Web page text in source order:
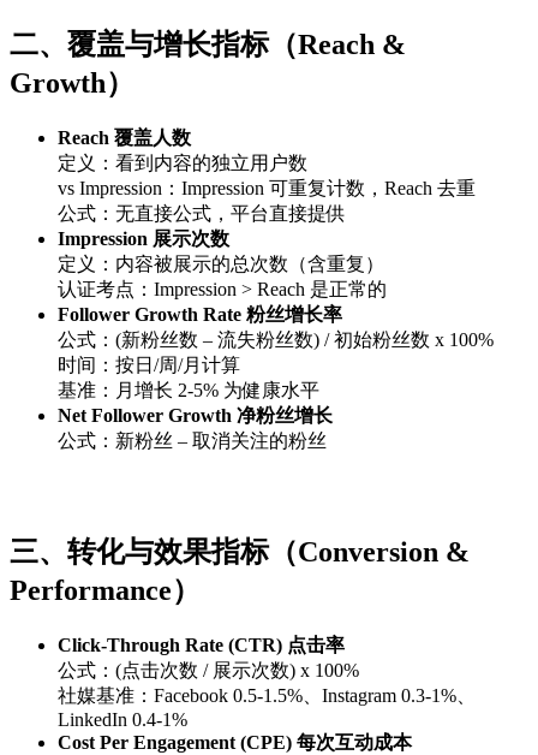
二、覆盖与增长指标（Reach &
Growth）
Reach 覆盖人数
定义：看到内容的独立用户数
vs Impression：Impression 可重复计数，Reach 去重
公式：无直接公式，平台直接提供
Impression 展示次数
定义：内容被展示的总次数（含重复）
认证考点：Impression > Reach 是正常的
Follower Growth Rate 粉丝增长率
公式：(新粉丝数 – 流失粉丝数) / 初始粉丝数 x 100%
时间：按日/周/月计算
基准：月增长 2-5% 为健康水平
Net Follower Growth 净粉丝增长
公式：新粉丝 – 取消关注的粉丝
三、转化与效果指标（Conversion &
Performance）
Click-Through Rate (CTR) 点击率
公式：(点击次数 / 展示次数) x 100%
社媒基准：Facebook 0.5-1.5%、Instagram 0.3-1%、
LinkedIn 0.4-1%
Cost Per Engagement (CPE) 每次互动成本